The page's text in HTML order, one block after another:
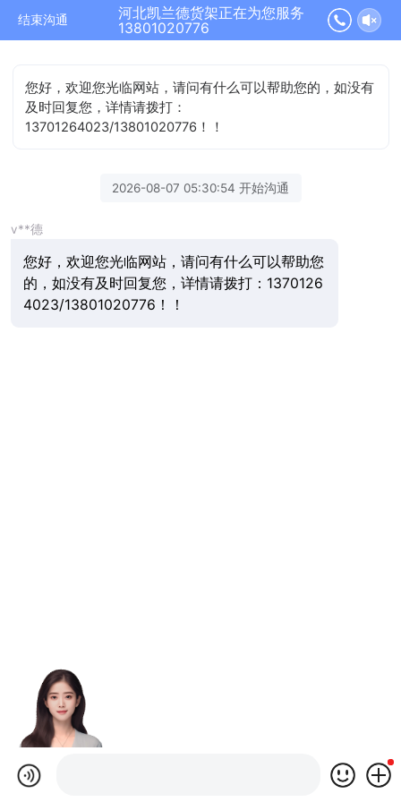
结束沟通
河北凯兰德货架正在为您服务
13801020776
您好，欢迎您光临网站，请问有什么可以帮助您的，如没有
及时回复您，详情请拨打：
13701264023/13801020776！！
2026-08-07 05:30:54 开始沟通
v**德
您好，欢迎您光临网站，请问有什么可以帮助您
的，如没有及时回复您，详情请拨打：1370126
4023/13801020776！！